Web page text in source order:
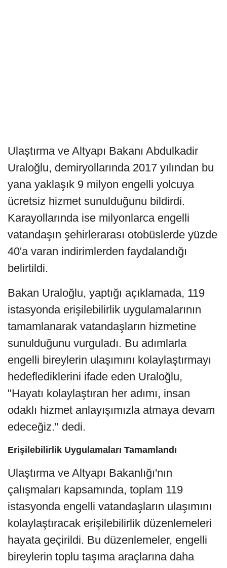
Ulaştırma ve Altyapı Bakanı Abdulkadir
Uraloğlu, demiryollarında 2017 yılından bu
yana yaklaşık 9 milyon engelli yolcuya
ücretsiz hizmet sunulduğunu bildirdi.
Karayollarında ise milyonlarca engelli
vatandaşın şehirlerarası otobüslerde yüzde
40'a varan indirimlerden faydalandığı
belirtildi.
Bakan Uraloğlu, yaptığı açıklamada, 119
istasyonda erişilebilirlik uygulamalarının
tamamlanarak vatandaşların hizmetine
sunulduğunu vurguladı. Bu adımlarla
engelli bireylerin ulaşımını kolaylaştırmayı
hedeflediklerini ifade eden Uraloğlu,
"Hayatı kolaylaştıran her adımı, insan
odaklı hizmet anlayışımızla atmaya devam
edeceğiz." dedi.
Erişilebilirlik Uygulamaları Tamamlandı
Ulaştırma ve Altyapı Bakanlığı'nın
çalışmaları kapsamında, toplam 119
istasyonda engelli vatandaşların ulaşımını
kolaylaştıracak erişilebilirlik düzenlemeleri
hayata geçirildi. Bu düzenlemeler, engelli
bireylerin toplu taşıma araçlarına daha